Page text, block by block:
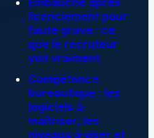
licenciement pour
faute grave : ce
que le recruteur
voit vraiment
Compétence
bureautique : les
logiciels à
maîtriser, les
niveaux à viser et